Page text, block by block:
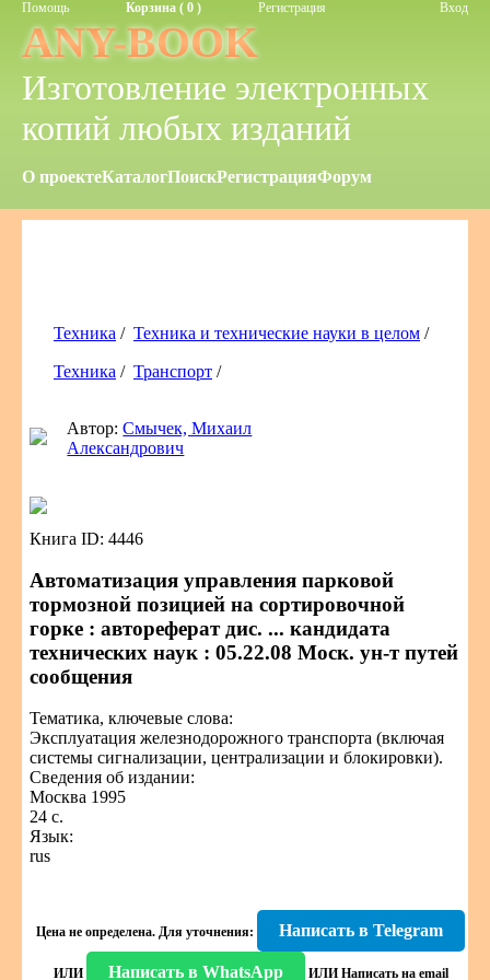
Помощь Корзина ( 0 ) Регистрация Вход
ANY-BOOK
Изготовление электронных
копий любых изданий
О проектеКаталогПоискРегистрацияФорум
Техника / Техника и технические науки в целом /
Техника / Транспорт /
Автор:Смычек, Михаил
Александрович
Книга ID: 4446
Автоматизация управления парковой
тормозной позицией на сортировочной
горке : автореферат дис. ... кандидата
технических наук : 05.22.08 Моск. ун-т путей
сообщения
Тематика, ключевые слова:
Эксплуатация железнодорожного транспорта (включая
системы сигнализации, централизации и блокировки).
Сведения об издании:
Москва 1995
24 с.
Язык:
rus
Цена не определена. Для уточнения: Написать в Telegram
ИЛИ Написать в WhatsApp ИЛИ Написать на email